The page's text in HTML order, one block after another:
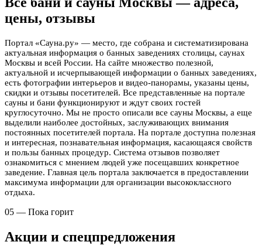
цены, отзывы
Портал «Сауна.ру» — место, где собрана и систематизирована
актуальная информация о банных заведениях столицы, саунах
Москвы и всей России. На сайте множество полезной,
актуальной и исчерпывающей информации о банных заведениях,
есть фотографии интерьеров и видео-панорамы, указаны цены,
скидки и отзывы посетителей. Все представленные на портале
сауны и бани функционируют и ждут своих гостей
круглосуточно. Мы не просто описали все сауны Москвы, а еще
выделили наиболее достойных, заслуживающих внимания
постоянных посетителей портала. На портале доступна полезная
и интересная, познавательная информация, касающаяся свойств
и пользы банных процедур. Система отзывов позволяет
ознакомиться с мнением людей уже посещавших конкретное
заведение. Главная цель портала заключается в предоставлении
максимума информации для организации высококлассного
отдыха.
05 — Пока горит
Акции и спецпредложения